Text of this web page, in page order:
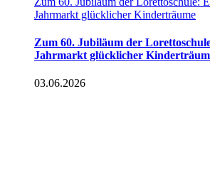
Jahrmarkt glücklicher Kinderträume
Zum 60. Jubiläum der
Jahrmarkt glücklicher
03.06.2026